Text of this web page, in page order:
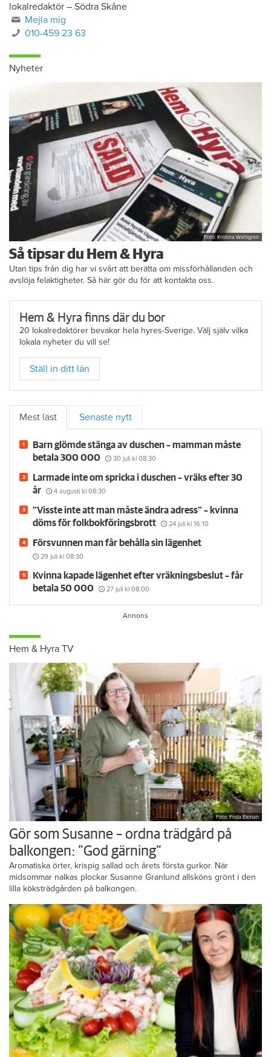
lokalredaktör – Södra Skåne
Mejla mig
010-459 23 63
Nyheter
Foto: Kristina Wahlgren
Så tipsar du Hem & Hyra
Utan tips från dig har vi svårt att berätta om missförhållanden och
avslöja felaktigheter. Så här gör du för att kontakta oss.
Hem & Hyra finns där du bor
20 lokalredaktörer bevakar hela hyres-Sverige. Välj själv vilka
lokala nyheter du vill se!
Ställ in ditt län
Mest läst Senaste nytt
Barn glömde stänga av duschen – mamman måste
betala 300 000
30 juli kl 08:30
Larmade inte om spricka i duschen – vräks efter 30
år
4 augusti kl 08:30
”Visste inte att man måste ändra adress” – kvinna
döms för folkbokföringsbrott
24 juli kl 16:10
Försvunnen man får behålla sin lägenhet
29 juli kl 08:30
Kvinna kapade lägenhet efter vräkningsbeslut – får
betala 50 000
27 juli kl 08:00
Hem & Hyra TV
Foto: Frida Ekman
Gör som Susanne – ordna trädgård på
balkongen: ”God gärning”
Aromatiska örter, krispig sallad och årets första gurkor. När
midsommar nalkas plockar Susanne Granlund allsköns grönt i den
lilla köksträdgården på balkongen.